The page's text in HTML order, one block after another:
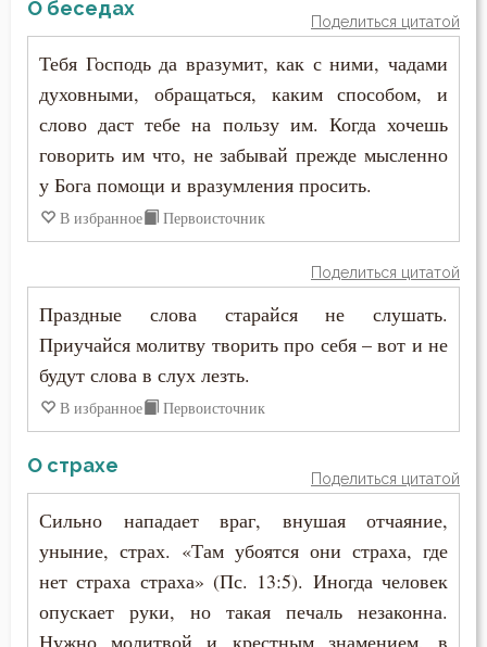
О беседах
Поделиться цитатой
Тебя Господь да вразумит, как с ними, чадами
духовными, обращаться, каким способом, и
слово даст тебе на пользу им. Когда хочешь
говорить им что, не забывай прежде мысленно
у Бога помощи и вразумления просить.
В избранное Первоисточник
Поделиться цитатой
Праздные слова старайся не слушать.
Приучайся молитву творить про себя – вот и не
будут слова в слух лезть.
В избранное Первоисточник
О страхе
Поделиться цитатой
Сильно нападает враг, внушая отчаяние,
уныние, страх. «Там убоятся они страха, где
нет страха страха» (Пс. 13:5). Иногда человек
опускает руки, но такая печаль незаконна.